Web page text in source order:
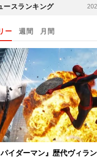
ースランキング
ー 週間 月間
パイダーマン』歴代ヴィラ